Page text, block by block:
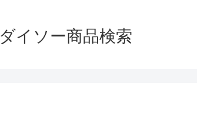
ダイソー商品検索